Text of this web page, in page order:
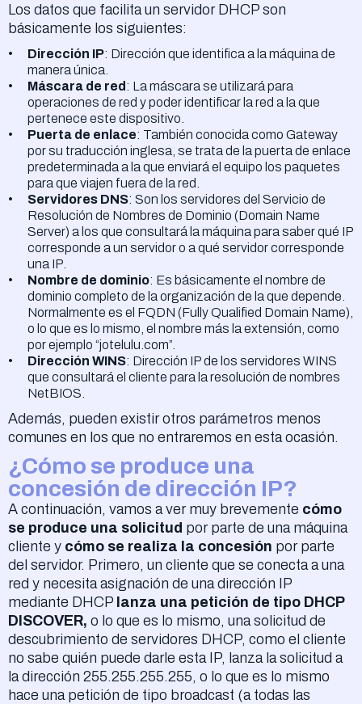
Los datos que facilita un servidor DHCP son
básicamente los siguientes:
Dirección IP: Dirección que identifica a la máquina de
manera única.
Máscara de red : La máscara se utilizará para
operaciones de red y poder identificar la red a la que
pertenece este dispositivo.
Puerta de enlace: También conocida como Gateway
por su traducción inglesa, se trata de la puerta de enlace
predeterminada a la que enviará el equipo los paquetes
para que viajen fuera de la red.
Servidores DNS: Son los servidores del Servicio de
Resolución de Nombres de Dominio (Domain Name
Server) a los que consultará la máquina para saber qué IP
corresponde a un servidor o a qué servidor corresponde
una IP.
Nombre de dominio: Es básicamente el nombre de
dominio completo de la organización de la que depende.
Normalmente es el FQDN (Fully Qualified Domain Name),
o lo que es lo mismo, el nombre más la extensión, como
por ejemplo “jotelulu.com”.
Dirección WINS: Dirección IP de los servidores WINS
que consultará el cliente para la resolución de nombres
NetBIOS.
Además, pueden existir otros parámetros menos
comunes en los que no entraremos en esta ocasión.
¿Cómo se produce una
concesión de dirección IP?
A continuación, vamos a ver muy brevemente cómo
se produce una solicitud por parte de una máquina
cliente y cómo se realiza la concesión por parte
del servidor. Primero, un cliente que se conecta a una
red y necesita asignación de una dirección IP
mediante DHCP lanza una petición de tipo DHCP
DISCOVER, o lo que es lo mismo, una solicitud de
descubrimiento de servidores DHCP, como el cliente
no sabe quién puede darle esta IP, lanza la solicitud a
la dirección 255.255.255.255, o lo que es lo mismo
hace una petición de tipo broadcast (a todas las